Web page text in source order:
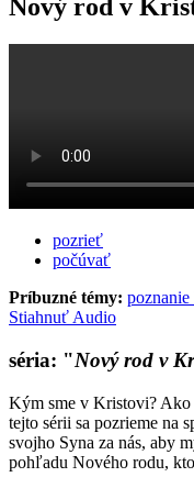
Nový rod v
pozrieť
počúvať
Príbuzné témy: poznanie
Stiahnuť Audio
séria: "Nový rod v
Kým sme v Kristovi? Ako
tejto sérii sa pozrieme na
svojho Syna za nás, aby
pohľadu Nového rodu,